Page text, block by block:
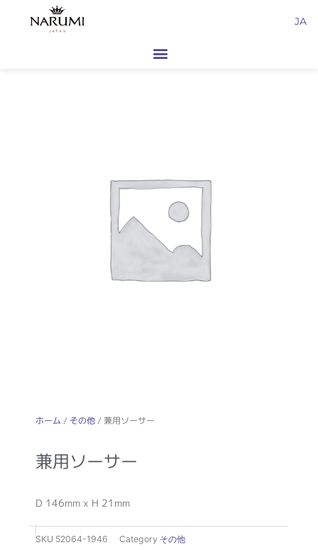
JA
ホーム / その他/ 兼用ソーサー
兼用ソーサー
D 146mm x H 21mm
SKU 52064-1946 Category その他